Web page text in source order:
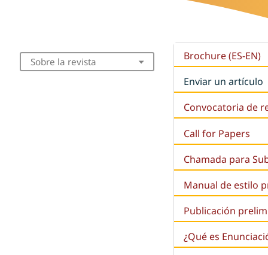
Sobre la revista
Brochure (ES-EN)
Enviar un artículo
Convocatoria de
Call for Papers
Chamada para
Manual de estilo
Publicación
¿Qué es